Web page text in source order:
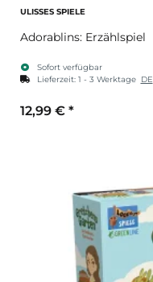
ULISSES SPIELE
Adorablins: Erzählspiel
Sofort verfügbar
Lieferzeit: 1 - 3 Werktage DE
12,99 € *